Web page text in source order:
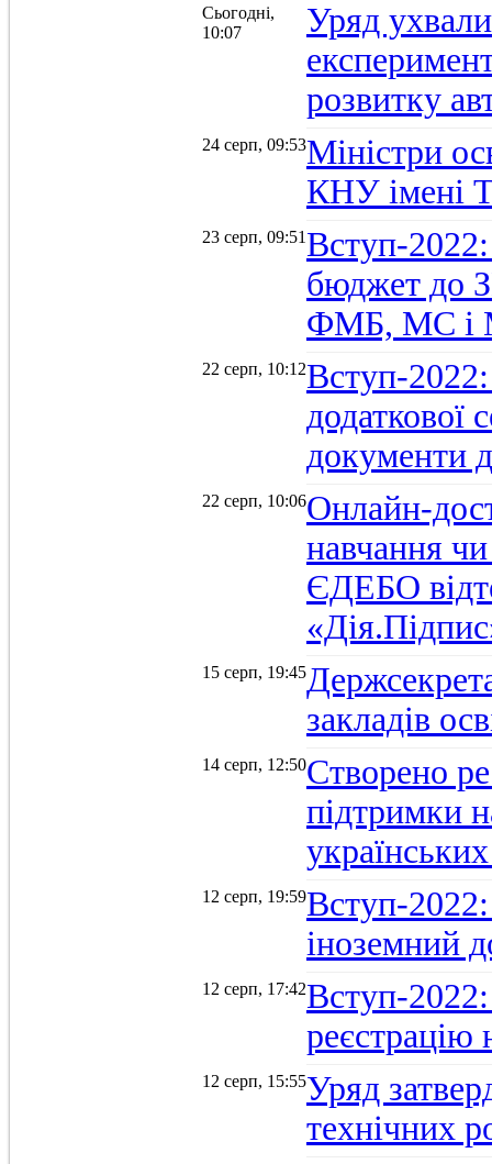
Сьогодні,
10:07
Уряд
розвитку
24 серп, 09:53Міністри
КНУ імені
23 серп, 09:51 Вступ-
бюджет до
ФМБ, МС і
22 серп, 10:12Вступ-
додаткової
документи
22 серп, 10:06Онлайн-
навчання
ЄДЕБО
15 серп, 19:45
закладів
14 серп, 12:50Створено
підтримки
12 серп, 19:59Вступ-
іноземний
12 серп, 17:42Вступ-
12 серп, 15:55Уряд
технічних